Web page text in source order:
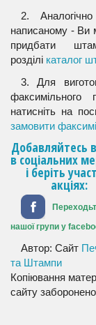
2.
написаному - Ви
придбати
розділі каталог
3. Для
факсимільного
натисніть на
замовити
Добавляйтесь
в соціальних
і беріть
акціях:
нашої групи у
Автор: Сайт
та Штампи
Копіювання
сайту